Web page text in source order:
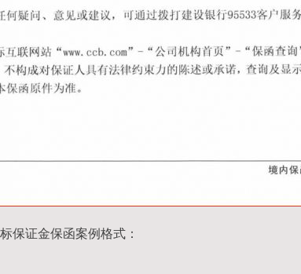
保证金保函案例格式：